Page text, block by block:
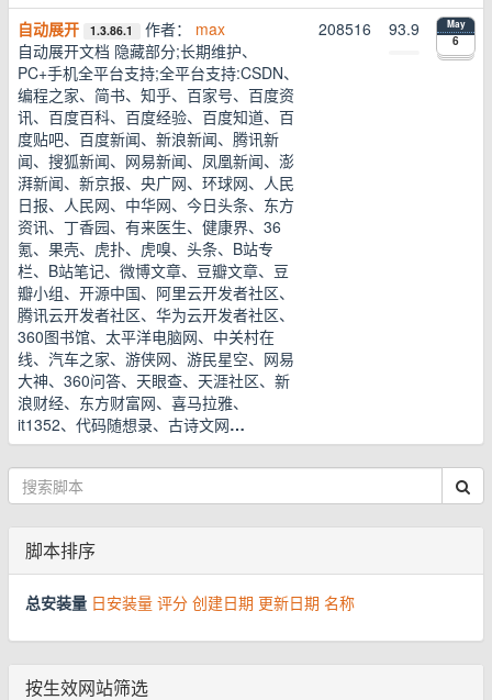
自动展开 1.3.86.1 作者： max
自动展开文档 隐藏部分;长期维护、
PC+手机全平台支持;全平台支持:CSDN、
编程之家、简书、知乎、百家号、百度资
讯、百度百科、百度经验、百度知道、百
度贴吧、百度新闻、新浪新闻、腾讯新
闻、搜狐新闻、网易新闻、凤凰新闻、澎
湃新闻、新京报、央广网、环球网、人民
日报、人民网、中华网、今日头条、东方
资讯、丁香园、有来医生、健康界、36
氪、果壳、虎扑、虎嗅、头条、B站专
栏、B站笔记、微博文章、豆瓣文章、豆
瓣小组、开源中国、阿里云开发者社区、
腾讯云开发者社区、华为云开发者社区、
360图书馆、太平洋电脑网、中关村在
线、汽车之家、游侠网、游民星空、网易
大神、360问答、天眼查、天涯社区、新
浪财经、东方财富网、喜马拉雅、
it1352、代码随想录、古诗文网…
208516 93.9 May
6
脚本排序
总安装量 日安装量 评分 创建日期 更新日期 名称
按生效网站筛选